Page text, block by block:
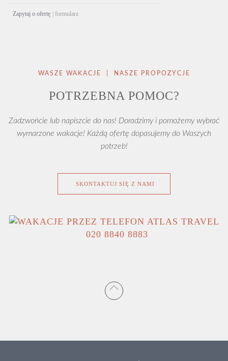
Zapytaj o ofertę | formularz
WASZE WAKACJE | NASZE PROPOZYCJE
POTRZEBNA POMOC?
Zadzwońcie lub napiszcie do nas! Doradzimy i pomożemy wybrać
wymarzone wakacje! Każdą ofertę dopasujemy do Waszych
potrzeb!
SKONTAKTUJ SIĘ Z NAMI
020 8840 8883